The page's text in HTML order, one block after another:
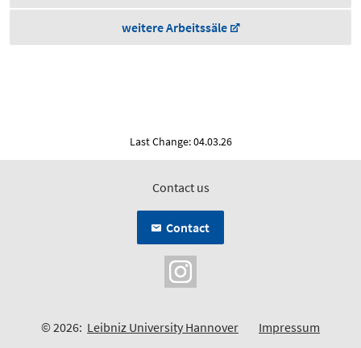
weitere Arbeitssäle
Last Change: 04.03.26
Contact us
Contact
© 2026: Leibniz University Hannover
Impressum